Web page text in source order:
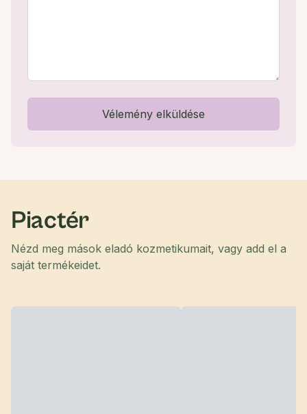
Vélemény elküldése
Piactér
Nézd meg mások eladó kozmetikumait, vagy add el a
saját termékeidet.